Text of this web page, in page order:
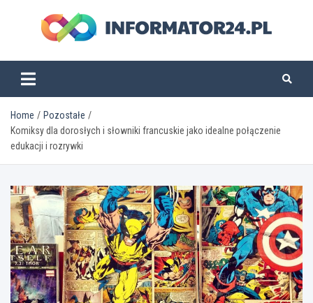
informator24.pl
Home
Pozostałe
Komiksy dla dorosłych i słowniki francuskie jako idealne połączenie
edukacji i rozrywki